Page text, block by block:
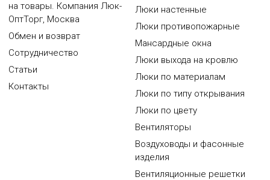
на товары. Компания Люк-
ОптТорг, Москва
Обмен и возврат
Сотрудничество
Статьи
Контакты
Люки настенные
Люки противопожарные
Мансардные окна
Люки выхода на кровлю
Люки по материалам
Люки по типу открывания
Люки по цвету
Вентиляторы
Воздуховоды и фасонные
изделия
Вентиляционные решетки